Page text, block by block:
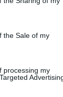
the Sale of my
processing my
Ελένης